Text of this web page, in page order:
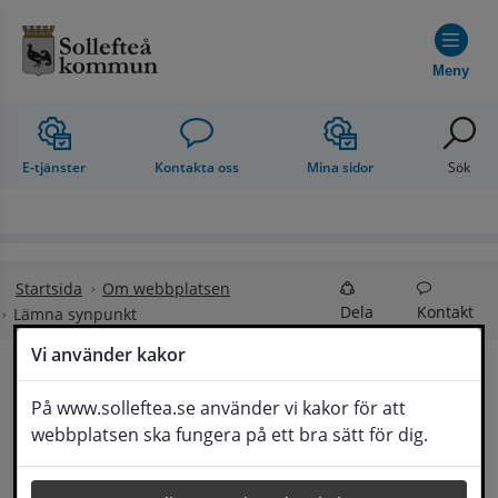
Vi använder kakor
På www.solleftea.se använder vi kakor för att
webbplatsen ska fungera på ett bra sätt för dig.
Meny
E-tjänster Kontakta oss Mina sidor Sök
Startsida
Om webbplatsen
Lämna synpunkt
Dela Kontakt
Lämna synpunkt
Här kan du lämna synpunkter, förslag och